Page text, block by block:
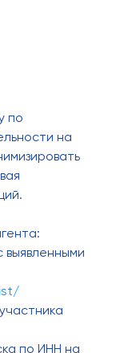
по
на
выявленными
по ИНН на